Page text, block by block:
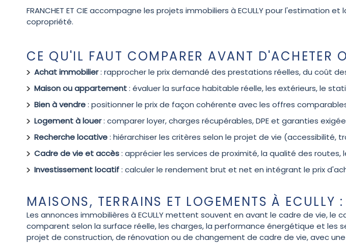
FRANCHET ET CIE accompagne les projets immobiliers à ECULLY pour
copropriété.
CE QU'IL FAUT COMPARER AVANT D'ACHETER
Achat immobilier: rapprocher le prix demandé des prestations réelles, du coût
Maison ou appartement: évaluer la surface habitable réelle, les extérieurs, le
Bien à vendre: positionner le prix de façon cohérente avec les offres
Logement à louer: comparer loyer, charges récupérables, DPE et garanties
Recherche locative: hiérarchiser les critères selon le projet de vie (accessibilité,
Cadre de vie et accès: apprécier les services de proximité, la qualité des
Investissement locatif: calculer le rendement brut et net en intégrant le prix
MAISONS, TERRAINS ET LOGEMENTS À
Les annonces immobilières à ECULLY mettent souvent en avant le cadre de vie, le
comparent selon la surface réelle, les charges, la performance énergétique et les
projet de construction, de rénovation ou de changement de cadre de vie, avec